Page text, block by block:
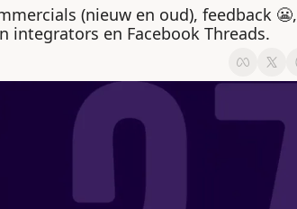
(nieuw en oud), feedback 😬,
en Facebook Threads.